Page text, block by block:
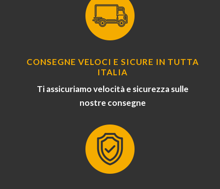
CONSEGNE VELOCI E SICURE IN TUTTA
ITALIA
Ti assicuriamo velocità e sicurezza sulle
nostre consegne